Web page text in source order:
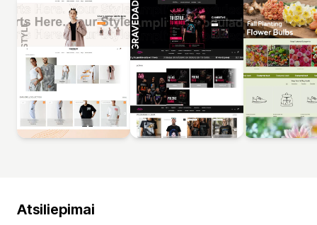
Atsiliepimai